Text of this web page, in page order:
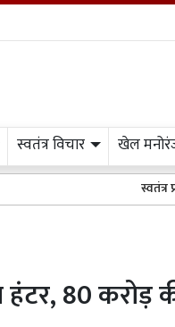
स्वतंत्र विचार खेल
स्वतंत्र प्रभात मीडिया के
80 करोड़